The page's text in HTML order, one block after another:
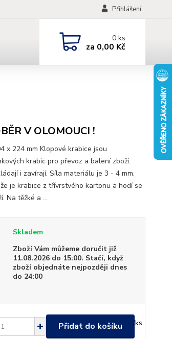
Přihlášení
0ks
za 0,00 Kč
V OLOMOUCI !
x 224 mm Klopové krabice jsou
krabic pro převoz a balení zboží.
i zavírají. Síla materiálu je 3 - 4 mm.
je krabice z třívrstvého kartonu a hodí se
Na těžké a ...
Skladem
Zboží Vám můžeme doručit již
11.08.2026 do 15:00. Stačí, když
zboží objednáte nejpozději dnes
do 24:00
/ks
Přidat do košíku